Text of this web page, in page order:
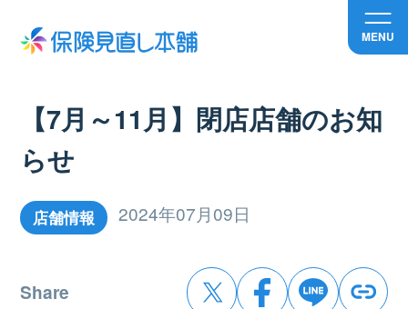
MENU
【7月～11月】閉店店舗のお知
らせ
店舗情報 2024年07月09日
Share